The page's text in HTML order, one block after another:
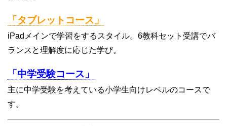
「タブレットコース」
iPadメインで学習をするスタイル。6教科セット受講でバ
ランスと理解度に応じた学び。
「中学受験コース」
主に中学受験を考えている小学生向けレベルのコースで
す。